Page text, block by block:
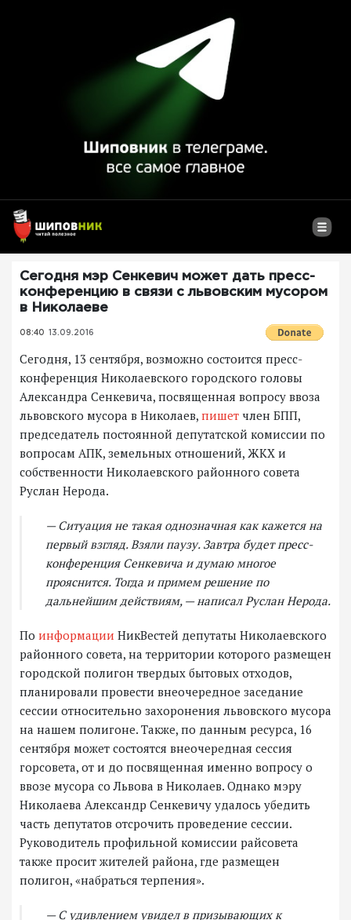
Сегодня мэр Сенкевич может дать пресс-
конференцию в связи с львовским мусором
в Николаеве
08:40 13.09.2016
Сегодня, 13 сентября, возможно состоится пресс-
конференция Николаевского городского головы
Александра Сенкевича, посвященная вопросу ввоза
львовского мусора в Николаев, пишет член БПП,
председатель постоянной депутатской комиссии по
вопросам АПК, земельных отношений, ЖКХ и
собственности Николаевского районного совета
Руслан Нерода.
— Ситуация не такая однозначная как кажется на
первый взгляд. Взяли паузу. Завтра будет пресс-
конференция Сенкевича и думаю многое
прояснится. Тогда и примем решение по
дальнейшим действиям, — написал Руслан Нерода.
По информации НикВестей депутаты Николаевского
районного совета, на территории которого размещен
городской полигон твердых бытовых отходов,
планировали провести внеочередное заседание
сессии относительно захоронения львовского мусора
на нашем полигоне. Также, по данным ресурса, 16
сентября может состоятся внеочередная сессия
горсовета, от и до посвященная именно вопросу о
ввозе мусора со Львова в Николаев. Однако мэру
Николаева Александр Сенкевичу удалось убедить
часть депутатов отсрочить проведение сессии.
Руководитель профильной комиссии райсовета
также просит жителей района, где размещен
полигон, «набраться терпения».
— С удивлением увидел в призывающих к